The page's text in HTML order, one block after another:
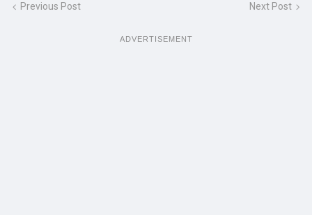
Previous Post Next Post
ADVERTISEMENT